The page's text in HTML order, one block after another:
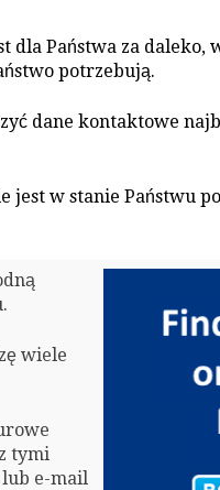
dla Państwa za
potrzebują.
dane kontaktowe
w stanie Państwu
wiele
tymi
e-mail